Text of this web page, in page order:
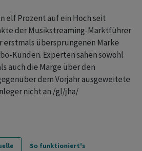
elf Prozent auf ein Hoch seit
der Musikstreaming-Marktführer
übersprungenen Marke
Kunden. Experten sahen sowohl
auch die Marge über den
dem Vorjahr ausgeweitete
nicht an./gl/jha/
So funktioniert's